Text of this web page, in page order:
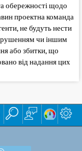
обережності щодо
проектна команда
не будуть нести
чи іншим
або збитки, що
від надання цих